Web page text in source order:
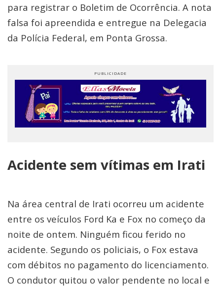
para registrar o Boletim de Ocorrência. A nota
falsa foi apreendida e entregue na Delegacia
da Polícia Federal, em Ponta Grossa.
Acidente sem vítimas em Irati
Na área central de Irati ocorreu um acidente
entre os veículos Ford Ka e Fox no começo da
noite de ontem. Ninguém ficou ferido no
acidente. Segundo os policiais, o Fox estava
com débitos no pagamento do licenciamento.
O condutor quitou o valor pendente no local e